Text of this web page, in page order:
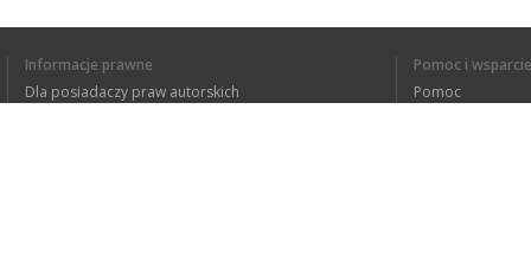
Informacje prawne
Dla posiadaczy praw autorskich
Pomoc i wsparcie
Pomoc